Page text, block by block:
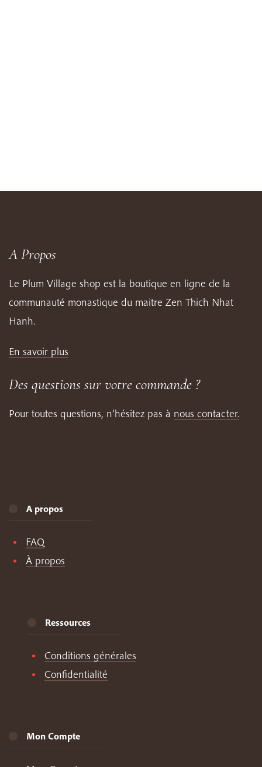
A Propos
Le Plum Village shop est la boutique en ligne de la
communauté monastique du maitre Zen Thich Nhat
Hanh.
En savoir plus
Des questions sur votre commande ?
Pour toutes questions, n’hésitez pas à nous contacter.
A propos
FAQ
À propos
Ressources
Conditions générales
Confidentialité
Mon Compte